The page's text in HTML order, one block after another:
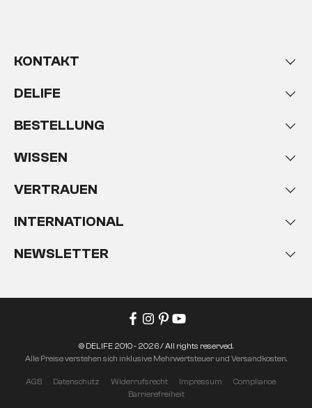
KONTAKT
DELIFE
BESTELLUNG
WISSEN
VERTRAUEN
INTERNATIONAL
NEWSLETTER
AGB Datenschutz Widerrufsrecht Impressum
Compliance
Barrierefreiheit
© DELIFE 2010 - 2026 / All rights reserved.
Alle Preise verstehen sich inklusive Mehrwertsteuer und Versandkosten.